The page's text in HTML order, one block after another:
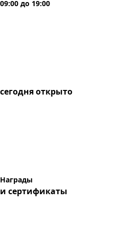
09:00 до 19:00
сегодняоткрыто
Награды
и сертификаты